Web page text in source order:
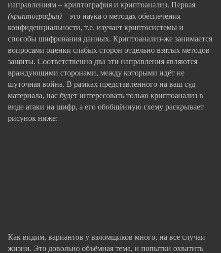
направлениям – криптография и криптоанализ. Первая
(криптография) – это наука о методах обеспечения
конфиденциальности, т.е. изучает криптосистемы и
способы шифрования данных. Криптоанализ-же занимается
вопросами оценки слабых сторон отдельно взятых методов
защиты. Соответственно два эти направления являются
враждующими сторонами, между которыми идёт не
шуточная война. В рамках представленного на ваш суд
материала, нас будет интересовать только криптоанализ в
виде атаки на шифр, а его обобщённую схему раскрывает
рисунок ниже:
Как видим, вариантов у взломщиков много, на все случаи
жизни. Это довольно объёмная тема, и попытки охватить